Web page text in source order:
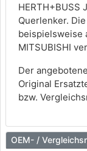
HERTH+BUSS
Querlenker.
beispielsweise
MITSUBISHI
Der
Original
bzw.
OEM- /